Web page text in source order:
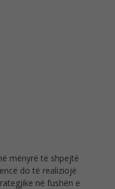
mënyrë të shpejtë
do të realiziojë
në fushën e